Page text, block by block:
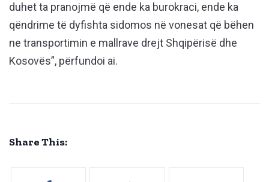
duhet ta pranojmë që ende ka burokraci, ende ka
qëndrime të dyfishta sidomos në vonesat që bëhen
ne transportimin e mallrave drejt Shqipërisë dhe
Kosovës”, përfundoi ai.
Share This: